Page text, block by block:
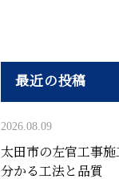
最近の投稿
2026.08.09
太田市の左官工事
分かる工法と品質